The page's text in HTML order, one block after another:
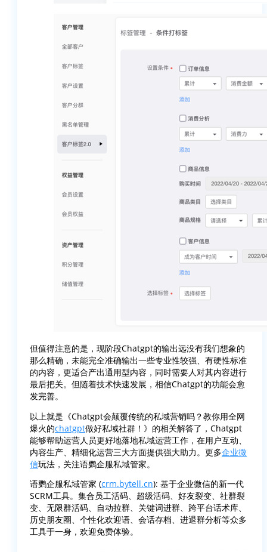
但值得注意的是，现阶段Chatgpt的输出远没有我们想象的
那么精确，未能完全准确输出一些专业性较强、有硬性标准
的内容，更适合产出通用型内容，同时需要人对其内容进行
最后把关。但随着技术快速发展，相信Chatgpt的功能会愈
发完善。
以上就是《Chatgpt会颠覆传统的私域营销吗？教你用全网
爆火的chatgpt做好私域社群！》的相关解答了，Chatgpt
能够帮助运营人员更好地落地私域运营工作，在用户互动、
内容生产、精细化运营三大方面提供强大助力。更多企业微
信玩法，关注语鹦企服私域管家。
语鹦企服私域管家 (crm.bytell.cn): 基于企业微信的新一代
SCRM工具。集合员工活码、超级活码、好友裂变、社群裂
变、无限群活码、自动拉群、关键词进群、跨平台话术库、
历史朋友圈、个性化欢迎语、会话存档、进退群分析等众多
工具于一身，欢迎免费体验。